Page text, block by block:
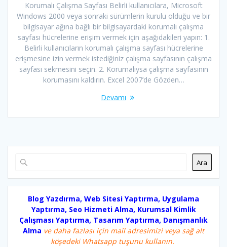
Korumalı Çalışma Sayfası Belirli kullanıcılara, Microsoft
Windows 2000 veya sonraki sürümlerin kurulu olduğu ve bir
bilgisayar ağına bağlı bir bilgisayardaki korumalı çalışma
sayfası hücrelerine erişim vermek için aşağıdakileri yapın: 1.
Belirli kullanıcıların korumalı çalışma sayfası hücrelerine
erişmesine izin vermek istediğiniz çalışma sayfasının çalışma
sayfası sekmesini seçin. 2. Korumalıysa çalışma sayfasının
korumasını kaldırın. Excel 2007’de Gözden…
Devamı
Ara
Blog Yazdırma, Web Sitesi Yaptırma, Uygulama
Yaptırma, Seo Hizmeti Alma, Kurumsal Kimlik
Çalışması Yaptırma, Tasarım Yaptırma, Danışmanlık
Alma ve daha fazlası için mail adresimizi veya sağ alt
köşedeki Whatsapp tuşunu kullanın.